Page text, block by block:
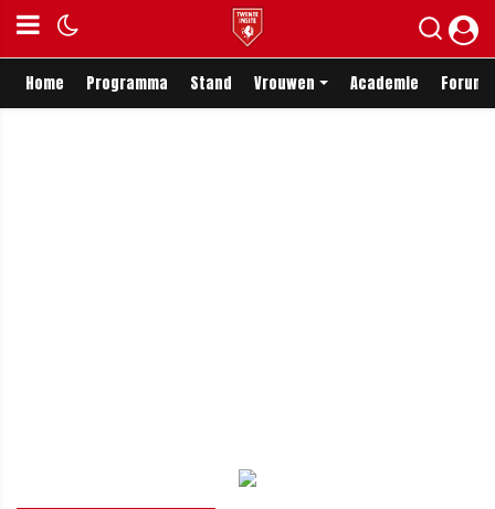
Home Programma Stand Vrouwen Academie Forum